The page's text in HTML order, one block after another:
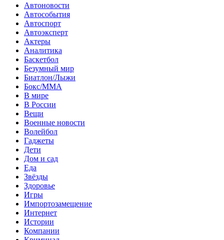
Автоновости
Автособытия
Автоспорт
Автоэксперт
Актеры
Аналитика
Баскетбол
Безумный мир
Биатлон/Лыжи
Бокс/MMA
В мире
В России
Вещи
Военные новости
Волейбол
Гаджеты
Дети
Дом и сад
Еда
Звёзды
Здоровье
Игры
Импортозамещение
Интернет
Истории
Компании